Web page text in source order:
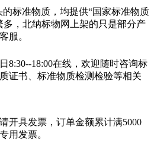
的标准物质，均提供“国家标准物质
多，北纳标物网上架的只是部分产
服。
8:30--18:00在线，欢迎随时咨询标
证书、标准物质检测检验等相关
开具发票，订单金额累计满5000
用发票。